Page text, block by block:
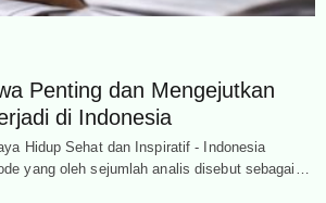
Penting dan Mengejutkan
di Indonesia
Hidup Sehat dan Inspiratif - Indonesia
yang oleh sejumlah analis disebut sebagai…